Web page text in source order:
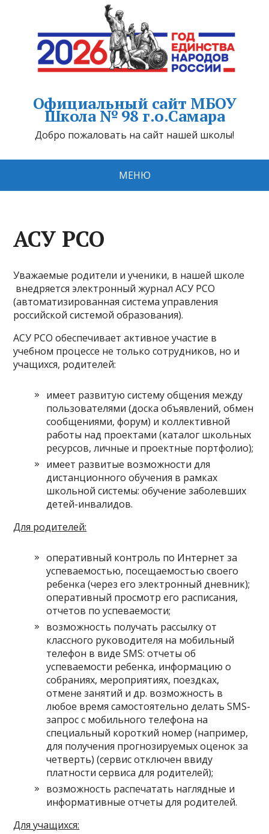
Официальный сайт МБОУ
Школа № 98 г.о.Самара
Добро пожаловать на сайт нашей школы!
МЕНЮ
АСУ РСО
Уважаемые родители и ученики, в нашей школе
внедряется электронный журнал АСУ РСО
(автоматизированная система управления
российской системой образования).
АСУ РСО обеспечивает активное участие в
учебном процессе не только сотрудников, но и
учащихся, родителей:
имеет развитую систему общения между
пользователями (доска объявлений, обмен
сообщениями, форум) и коллективной
работы над проектами (каталог школьных
ресурсов, личные и проектные портфолио);
имеет развитые возможности для
дистанционного обучения в рамках
школьной системы: обучение заболевших
детей-инвалидов.
Для родителей:
оперативный контроль по Интернет за
успеваемостью, посещаемостью своего
ребенка (через его электронный дневник);
оперативный просмотр его расписания,
отчетов по успеваемости;
возможность получать рассылку от
классного руководителя на мобильный
телефон в виде SMS: отчеты об
успеваемости ребенка, информацию о
собраниях, мероприятиях, поездках,
отмене занятий и др. возможность в
любое время самостоятельно делать SMS-
запрос с мобильного телефона на
специальный короткий номер (например,
для получения прогнозируемых оценок за
четверть) (сервис отключен ввиду
платности сервиса для родителей);
возможность распечатать наглядные и
информативные отчеты для родителей.
Для учащихся: